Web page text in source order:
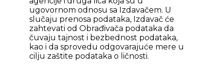
ugovornom odnosu sa Izdavačem. U
slučaju prenosa podataka, Izdavač će
zahtevati od Obrađivača podataka da
čuvaju tajnost i bezbednost podataka,
kao i da sprovedu odgovarajuće mere u
cilju zaštite podataka o ličnosti.